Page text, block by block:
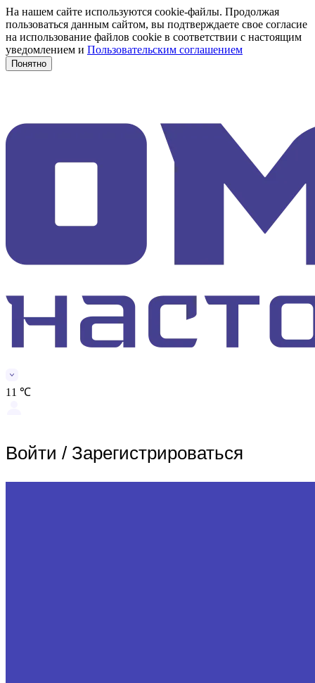
На нашем сайте используются cookie-файлы. Продолжая
пользоваться данным сайтом, вы подтверждаете свое согласие
на использование файлов cookie в соответствии с настоящим
уведомлением и Пользовательским соглашением
Понятно
11 ℃
Войти / Зарегистрироваться